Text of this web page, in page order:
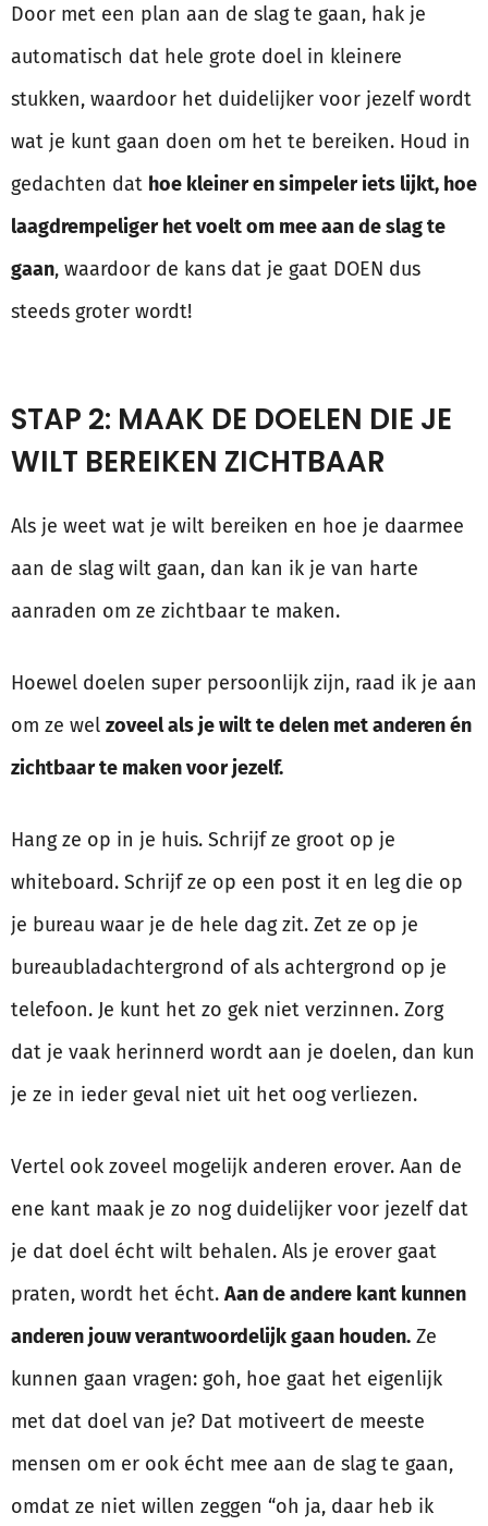
Door met een plan aan de slag te gaan, hak je
automatisch dat hele grote doel in kleinere
stukken, waardoor het duidelijker voor jezelf wordt
wat je kunt gaan doen om het te bereiken. Houd in
gedachten dat hoe kleiner en simpeler iets lijkt, hoe
laagdrempeliger het voelt om mee aan de slag te
gaan, waardoor de kans dat je gaat DOEN dus
steeds groter wordt!
STAP 2: MAAK DE DOELEN DIE JE
WILT BEREIKEN ZICHTBAAR
Als je weet wat je wilt bereiken en hoe je daarmee
aan de slag wilt gaan, dan kan ik je van harte
aanraden om ze zichtbaar te maken.
Hoewel doelen super persoonlijk zijn, raad ik je aan
om ze wel zoveel als je wilt te delen met anderen én
zichtbaar te maken voor jezelf.
Hang ze op in je huis. Schrijf ze groot op je
whiteboard. Schrijf ze op een post it en leg die op
je bureau waar je de hele dag zit. Zet ze op je
bureaubladachtergrond of als achtergrond op je
telefoon. Je kunt het zo gek niet verzinnen. Zorg
dat je vaak herinnerd wordt aan je doelen, dan kun
je ze in ieder geval niet uit het oog verliezen.
Vertel ook zoveel mogelijk anderen erover. Aan de
ene kant maak je zo nog duidelijker voor jezelf dat
je dat doel écht wilt behalen. Als je erover gaat
praten, wordt het écht. Aan de andere kant kunnen
anderen jouw verantwoordelijk gaan houden. Ze
kunnen gaan vragen: goh, hoe gaat het eigenlijk
met dat doel van je? Dat motiveert de meeste
mensen om er ook écht mee aan de slag te gaan,
omdat ze niet willen zeggen “oh ja, daar heb ik